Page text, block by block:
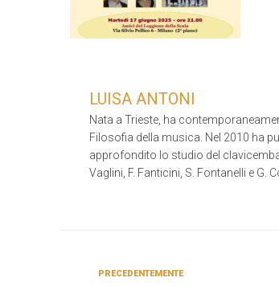
LUISA ANTONI
Nata a Trieste, ha
Filosofia della musica. Nel 2010 ha
approfondito lo studio del
Vaglini, F. Fanticini, S. Fontanelli e
PRECEDENTEMENTE